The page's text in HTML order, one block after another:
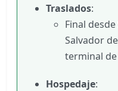
Traslados:
Final
Salvador
terminal de
Hospedaje: